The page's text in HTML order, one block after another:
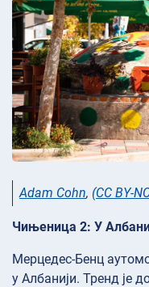
Adam Cohn, (CC BY-
Чињеница 2: У
Мерцедес-Бенц
у Албанији. Тренд је